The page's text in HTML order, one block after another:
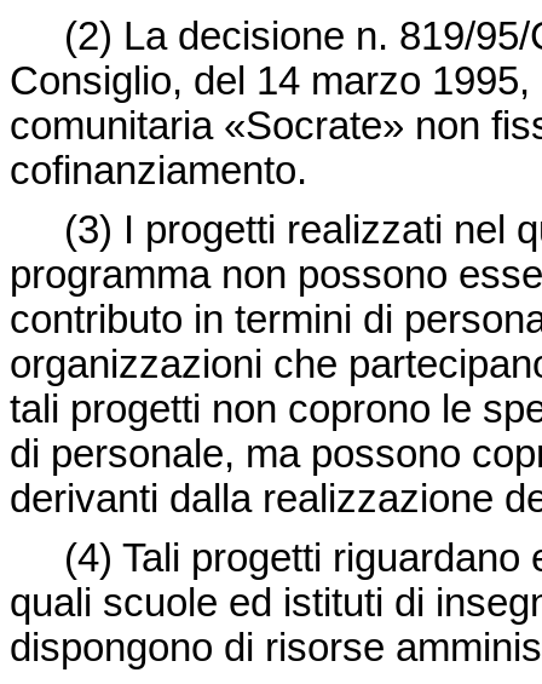
(2) La decisione n. 819/95/
Consiglio, del 14 marzo
comunitaria «Socrate» non
cofinanziamento.
(3) I progetti realizzati nel
programma non possono
contributo in termini di
organizzazioni che
tali progetti non coprono le
di personale, ma possono
derivanti dalla realizzazione
(4) Tali progetti
quali scuole ed istituti di
dispongono di risorse